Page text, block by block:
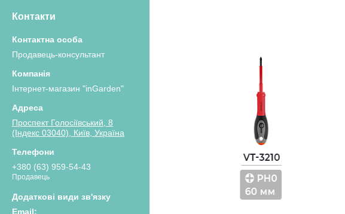
Контакти
Продавець-консультант
Інтернет-магазин "inGarden"
Проспект Голосіївський, 8
(Індекс 03040), Київ, Україна
+380 (63) 959-54-43
Продавець